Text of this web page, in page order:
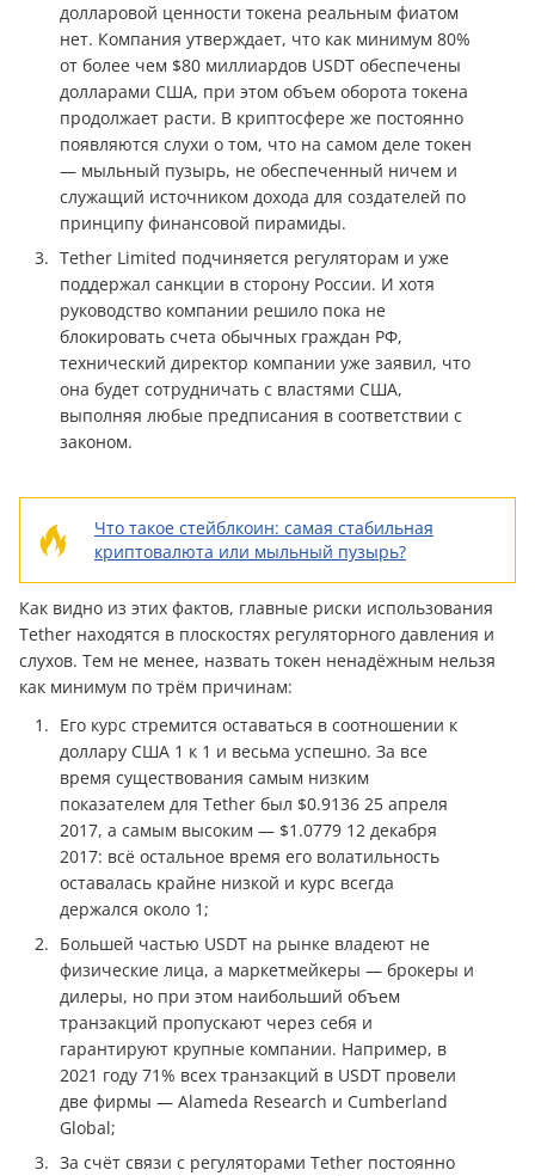
долларовой ценности токена реальным фиатом
нет. Компания утверждает, что как минимум 80%
от более чем $80 миллиардов USDT обеспечены
долларами США, при этом объем оборота токена
продолжает расти. В криптосфере же постоянно
появляются слухи о том, что на самом деле токен
— мыльный пузырь, не обеспеченный ничем и
служащий источником дохода для создателей по
принципу финансовой пирамиды.
Tether Limited подчиняется регуляторам и уже
поддержал санкции в сторону России. И хотя
руководство компании решило пока не
блокировать счета обычных граждан РФ,
технический директор компании уже заявил, что
она будет сотрудничать с властями США,
выполняя любые предписания в соответствии с
законом.
Что такое стейблкоин: самая стабильная
криптовалюта или мыльный пузырь?
Как видно из этих фактов, главные риски использования
Tether находятся в плоскостях регуляторного давления и
слухов. Тем не менее, назвать токен ненадёжным нельзя
как минимум по трём причинам:
Его курс стремится оставаться в соотношении к
доллару США 1 к 1 и весьма успешно. За все
время существования самым низким
показателем для Tether был $0.9136 25 апреля
2017, а самым высоким — $1.0779 12 декабря
2017: всё остальное время его волатильность
оставалась крайне низкой и курс всегда
держался около 1;
Большей частью USDT на рынке владеют не
физические лица, а маркетмейкеры — брокеры и
дилеры, но при этом наибольший объем
транзакций пропускают через себя и
гарантируют крупные компании. Например, в
2021 году 71% всех транзакций в USDT провели
две фирмы — Alameda Research и Cumberland
Global;
За счёт связи с регуляторами Tether постоянно